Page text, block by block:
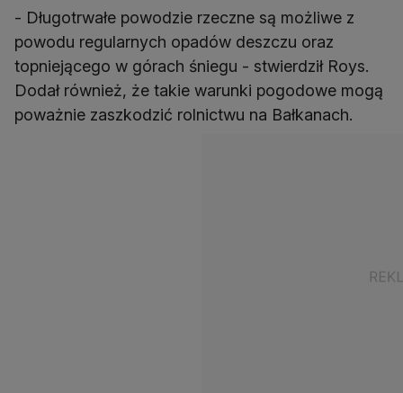
- Długotrwałe powodzie rzeczne są możliwe z
powodu regularnych opadów deszczu oraz
topniejącego w górach śniegu - stwierdził Roys.
Dodał również, że takie warunki pogodowe mogą
poważnie zaszkodzić rolnictwu na Bałkanach.